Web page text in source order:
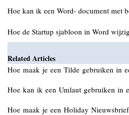
Hoe kan ik een Word- document met
Hoe de Startup sjabloon in Word
Related Articles
Hoe maak je een Tilde gebruiken in
Hoe kan ik een Umlaut gebruiken in
Hoe maak je een Holiday